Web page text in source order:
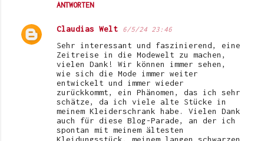
ANTWORTEN
Claudias Welt 6/5/24 23:46
Sehr interessant und faszinierend, eine
Zeitreise in die Modewelt zu machen,
vielen Dank! Wir können immer sehen,
wie sich die Mode immer weiter
entwickelt und immer wieder
zurückkommt, ein Phänomen, das ich sehr
schätze, da ich viele alte Stücke in
meinem Kleiderschrank habe. Vielen Dank
auch für diese Blog-Parade, an der ich
spontan mit meinem ältesten